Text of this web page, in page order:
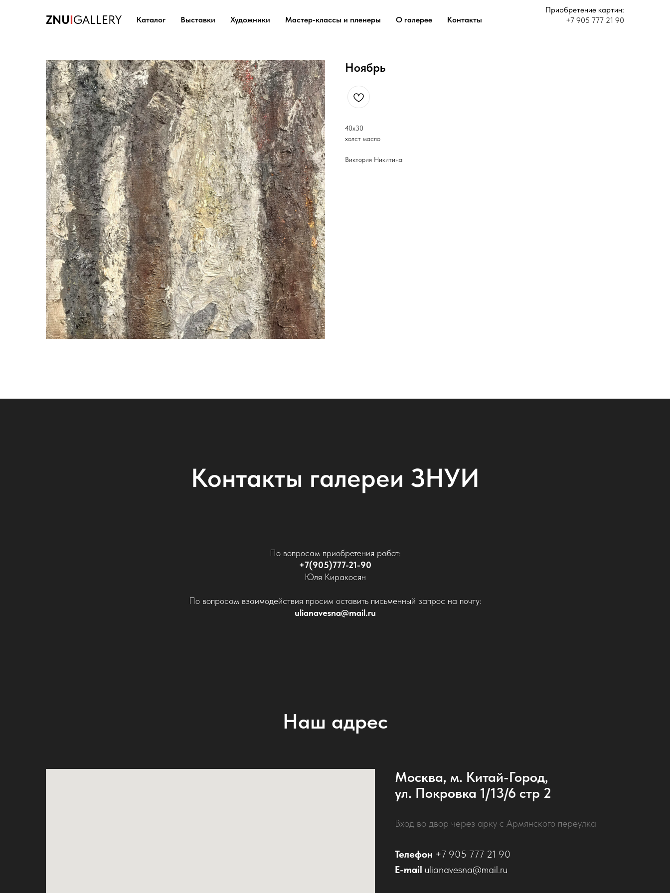
ZNUIGALLERY Каталог Выставки Художники Мастер-классы и пленеры О галерее Контакты
Приобретение картин:
+7 905 777 21 90
Ноябрь
40х30
холст масло
Виктория Никитина
Контакты галереи ЗНУИ
По вопросам приобретения работ:
+7(905)777-21-90
Юля Киракосян
По вопросам взаимодействия просим оставить письменный запрос на почту:
ulianavesna@mail.ru
Наш адрес
Москва, м. Китай-Город,
ул. Покровка 1/13/6 стр 2
Вход во двор через арку с Армянского переулка
Телефон +7 905 777 21 90
E-mail ulianavesna@mail.ru